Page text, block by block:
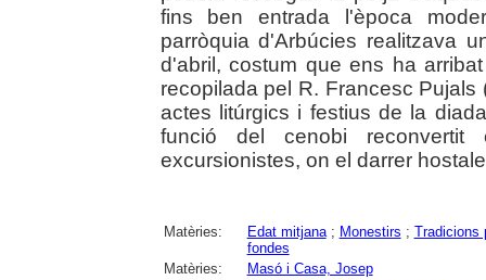
fins ben entrada l'època
parròquia d'Arbúcies realitzava
d'abril, costum que ens ha
recopilada pel R. Francesc
actes litúrgics i festius de la
funció del cenobi
excursionistes, on el darrer
Matèries: Edat mitjana; Monestirs ; Tradicions
fondes
Matèries:
Masó i Casa, Josep